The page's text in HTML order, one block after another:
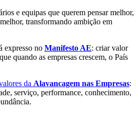
e equipas que querem pensar melhor,
transformando ambição em
expresso no Manifesto AE: criar valor
quando as empresas crescem, o País
da Alavancagem nas Empresas:
serviço, performance, conhecimento,